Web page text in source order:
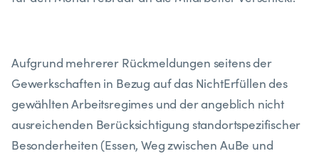
Aufgrund mehrerer Rückmeldungen seitens der
Gewerkschaften in Bezug auf das NichtErfüllen des
gewählten Arbeitsregimes und der angeblich nicht
ausreichenden Berücksichtigung standortspezifischer
Besonderheiten (Essen, Weg zwischen AuBe und